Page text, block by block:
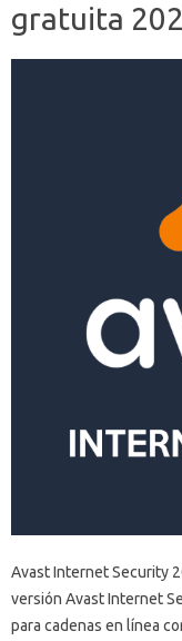
gratuita
Avast Internet Security
versión Avast Internet
para cadenas en línea